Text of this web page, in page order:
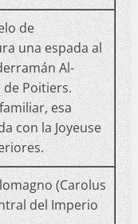
de
una espada al
Al-
de Poitiers.
esa
con la Joyeuse
(Carolus
del Imperio